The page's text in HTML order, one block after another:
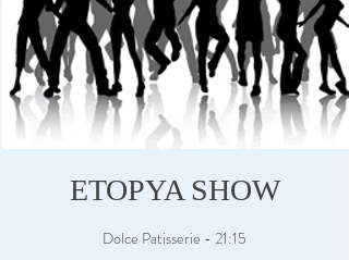
ETOPYA SHOW
Dolce Patisserie - 21:15